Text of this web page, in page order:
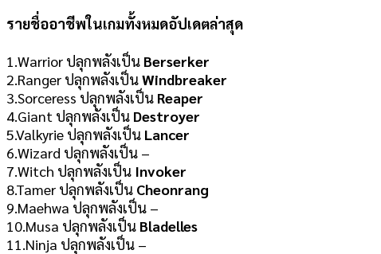
รายชื่ออาชีพในเกมทั้งหมดอัปเดตล่าสุด
1.Warrior ปลุกพลังเป็น Berserker
2.Ranger ปลุกพลังเป็นWindbreaker
3.Sorceress ปลุกพลังเป็น Reaper
4.Giant ปลุกพลังเป็น Destroyer
5.Valkyrie ปลุกพลังเป็น Lancer
6.Wizard ปลุกพลังเป็น –
7.Witch ปลุกพลังเป็น Invoker
8.Tamer ปลุกพลังเป็น Cheonrang
9.Maehwa ปลุกพลังเป็น –
10.Musa ปลุกพลังเป็น Bladelles
11.Ninja ปลุกพลังเป็น –